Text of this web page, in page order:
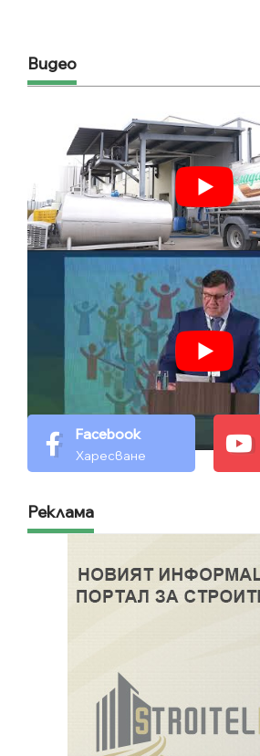
Видео
Facebook
Харесване
Реклама